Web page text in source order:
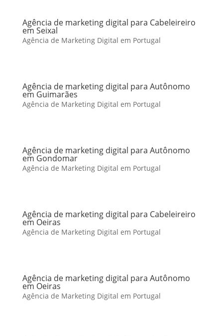
Agência de marketing digital para Cabeleireiro
em Seixal
Agência de Marketing Digital em Portugal
Agência de marketing digital para Autônomo
em Guimarães
Agência de Marketing Digital em Portugal
Agência de marketing digital para Autônomo
em Gondomar
Agência de Marketing Digital em Portugal
Agência de marketing digital para Cabeleireiro
em Oeiras
Agência de Marketing Digital em Portugal
Agência de marketing digital para Autônomo
em Oeiras
Agência de Marketing Digital em Portugal